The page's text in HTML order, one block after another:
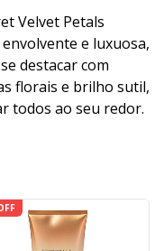
Velvet Petals
e luxuosa,
destacar com
florais e brilho sutil,
todos ao seu redor.